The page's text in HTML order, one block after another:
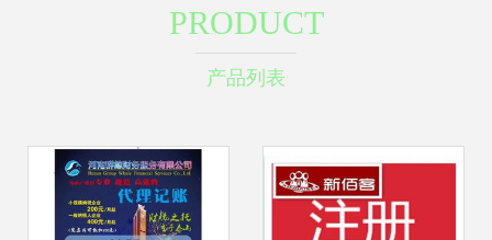
PRODUCT
产品列表